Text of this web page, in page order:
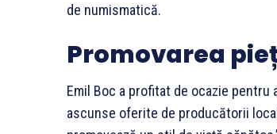
de numismatică.
Promovarea
Emil Boc a profitat de ocazie
ascunse oferite de producătorii